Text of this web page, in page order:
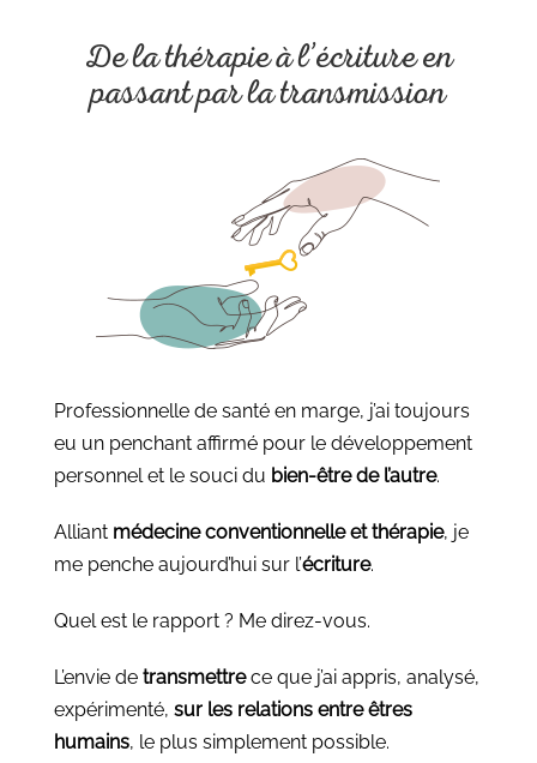
De la thérapie à l’écriture en
passant par la transmission
Professionnelle de santé en marge, j’ai toujours
eu un penchant affirmé pour le développement
personnel et le souci du bien-être de l’autre.
Alliant médecine conventionnelle et thérapie, je
me penche aujourd’hui sur l’écriture.
Quel est le rapport ? Me direz-vous.
L’envie de transmettrece que j’ai appris, analysé,
expérimenté, sur les relations entre êtres
humains, le plus simplement possible.